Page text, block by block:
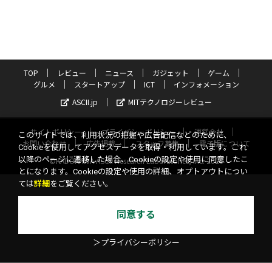
TOP レビュー ニュース ガジェット
ゲーム
グルメ
スタートアップ ICT
インフォメーション
ASCII.jp
MITテクノロジーレビュー
サイトポリシー プライバシーポリシー
運営会社
お問い合わせ
広告掲載 スタッフ募集
電子版について
©KADOKAWA ASCII Research Laboratories, Inc. 2026
このサイトでは、利用状況の把握や広告配信などのために、
Cookieを使用してアクセスデータを取得・利用しています。これ
以降のページに遷移した場合、Cookieの設定や使用に同意したこ
とになります。Cookieの設定や使用の詳細、オプトアウトについ
ては詳細 をご覧ください。
同意する
＞プライバシーポリシー